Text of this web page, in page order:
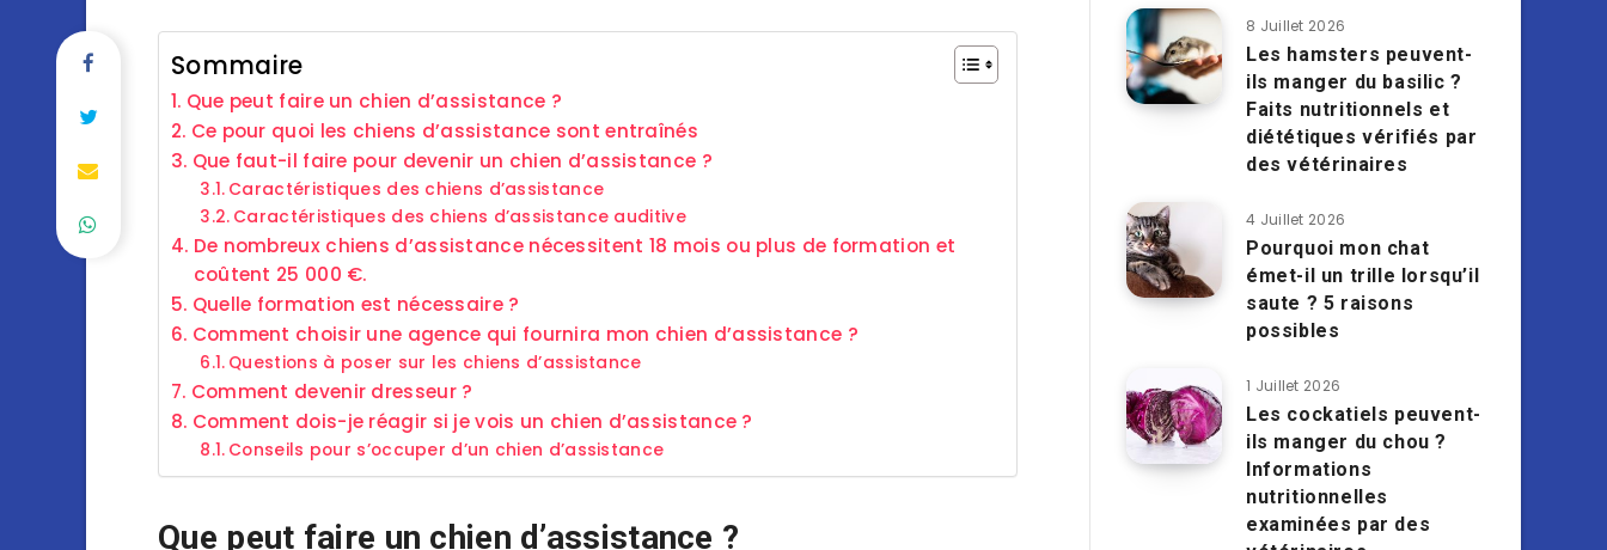
Sommaire
Que peut faire un chien d’assistance ?
Ce pour quoi les chiens d’assistance sont entraînés
Que faut-il faire pour devenir un chien d’assistance ?
Caractéristiques des chiens d’assistance
Caractéristiques des chiens d’assistance auditive
De nombreux chiens d’assistance nécessitent 18 mois ou plus de formation et
coûtent 25 000 €.
Quelle formation est nécessaire ?
Comment choisir une agence qui fournira mon chien d’assistance ?
Questions à poser sur les chiens d’assistance
Comment devenir dresseur ?
Comment dois-je réagir si je vois un chien d’assistance ?
Conseils pour s’occuper d’un chien d’assistance
Que peut faire un chien d’assistance ?
8 Juillet 2026
Les hamsters peuvent-
ils manger du basilic ?
Faits nutritionnels et
diététiques vérifiés par
des vétérinaires
4 Juillet 2026
Pourquoi mon chat
émet-il un trille lorsqu’il
saute ? 5 raisons
possibles
1 Juillet 2026
Les cockatiels peuvent-
ils manger du chou ?
Informations
nutritionnelles
examinées par des